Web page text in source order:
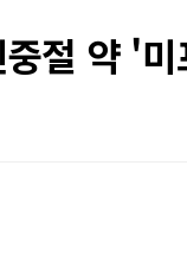
절 약 '